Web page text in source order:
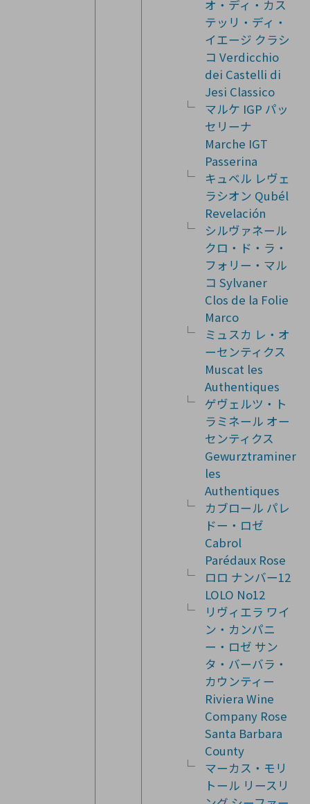
オ・ディ・カス
テッリ・ディ・
イエージ クラシ
コ Verdicchio
dei Castelli di
Jesi Classico
マルケ IGP パッ
セリーナ
Marche IGT
Passerina
キュベル レヴェ
ラシオン Qubél
Revelación
シルヴァネール
クロ・ド・ラ・
フォリー・マル
コ Sylvaner
Clos de la Folie
Marco
ミュスカ レ・オ
ーセンティクス
Muscat les
Authentiques
ゲヴェルツ・ト
ラミネール オー
センティクス
Gewurztraminer
les
Authentiques
カブロール パレ
ドー・ロゼ
Cabrol
Parédaux Rose
ロロ ナンバー12
LOLO No12
リヴィエラ ワイ
ン・カンパニ
ー・ロゼ サン
タ・バーバラ・
カウンティー
Riviera Wine
Company Rose
Santa Barbara
County
マーカス・モリ
トール リースリ